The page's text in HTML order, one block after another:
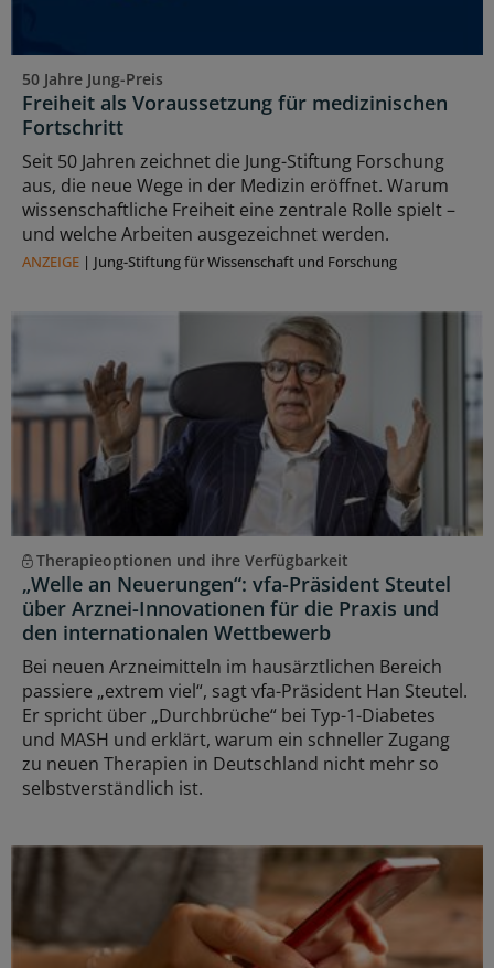
50 Jahre Jung-Preis
Freiheit als Voraussetzung für medizinischen
Fortschritt
Seit 50 Jahren zeichnet die Jung-Stiftung Forschung
aus, die neue Wege in der Medizin eröffnet. Warum
wissenschaftliche Freiheit eine zentrale Rolle spielt –
und welche Arbeiten ausgezeichnet werden.
ANZEIGE | Jung-Stiftung für Wissenschaft und Forschung
Therapieoptionen und ihre Verfügbarkeit
„Welle an Neuerungen“: vfa-Präsident Steutel
über Arznei-Innovationen für die Praxis und
den internationalen Wettbewerb
Bei neuen Arzneimitteln im hausärztlichen Bereich
passiere „extrem viel“, sagt vfa-Präsident Han Steutel.
Er spricht über „Durchbrüche“ bei Typ-1-Diabetes
und MASH und erklärt, warum ein schneller Zugang
zu neuen Therapien in Deutschland nicht mehr so
selbstverständlich ist.